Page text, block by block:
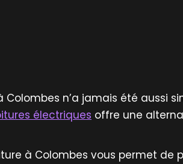
n’a jamais été aussi
électriques offre une
à Colombes vous permet de